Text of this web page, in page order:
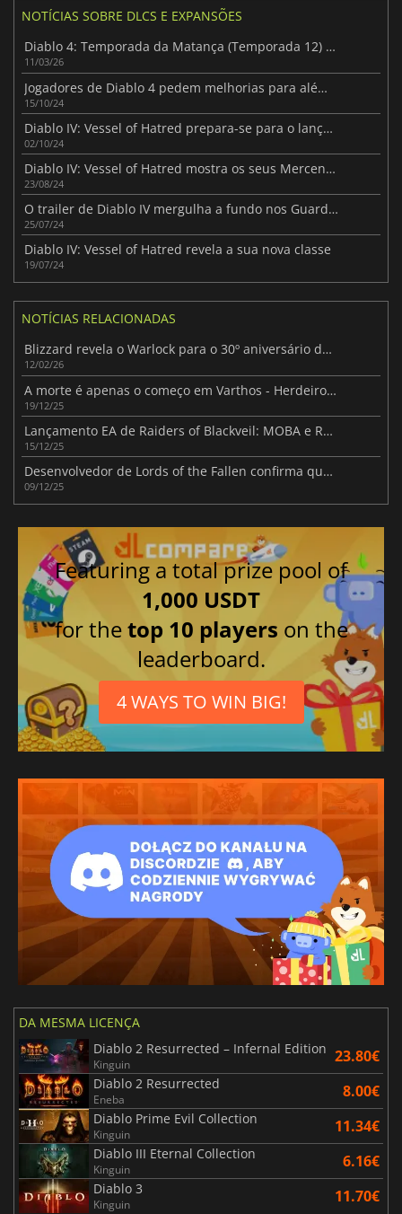
NOTÍCIAS SOBRE DLCS E EXPANSÕES
Diablo 4: Temporada da Matança (Temporada 12) Liberte o Carniceiro que há dentro de você
11/03/26
Jogadores de Diablo 4 pedem melhorias para além de Vessel of Hatred
15/10/24
Diablo IV: Vessel of Hatred prepara-se para o lançamento com um trailer fantástico
02/10/24
Diablo IV: Vessel of Hatred mostra os seus Mercenários em ação
23/08/24
O trailer de Diablo IV mergulha a fundo nos Guardiões Espirituais de Spiritborn
25/07/24
Diablo IV: Vessel of Hatred revela a sua nova classe
19/07/24
NOTÍCIAS RELACIONADAS
Blizzard revela o Warlock para o 30º aniversário de Diablo
12/02/26
A morte é apenas o começo em Varthos - Herdeiro do Trono
19/12/25
Lançamento EA de Raiders of Blackveil: MOBA e Roguelite
15/12/25
Desenvolvedor de Lords of the Fallen confirma que a estátua de TGA não é deles
09/12/25
Featuring a total prize pool of
1,000 USDT
for thetop 10 players on the
leaderboard.
4 WAYS TO WIN BIG!
DA MESMA LICENÇA
Diablo 2 Resurrected – Infernal Edition
Kinguin 23.80€
Diablo 2 Resurrected
Eneba 8.00€
Diablo Prime Evil Collection
Kinguin 11.34€
Diablo III Eternal Collection
Kinguin 6.16€
Diablo 3
Kinguin 11.70€